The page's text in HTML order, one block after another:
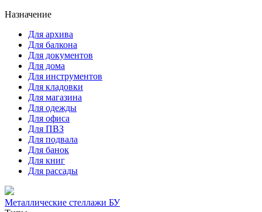
Назначение
Для архива
Для балкона
Для документов
Для дома
Для инструментов
Для кладовки
Для магазина
Для одежды
Для офиса
Для ПВЗ
Для подвала
Для банок
Для книг
Для рассады
Металлические стеллажи БУ